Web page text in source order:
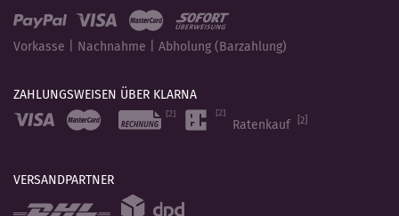
Vorkasse | Nachnahme | Abholung (Barzahlung)
ZAHLUNGSWEISEN ÜBER KLARNA
Ratenkauf
[2]
VERSANDPARTNER